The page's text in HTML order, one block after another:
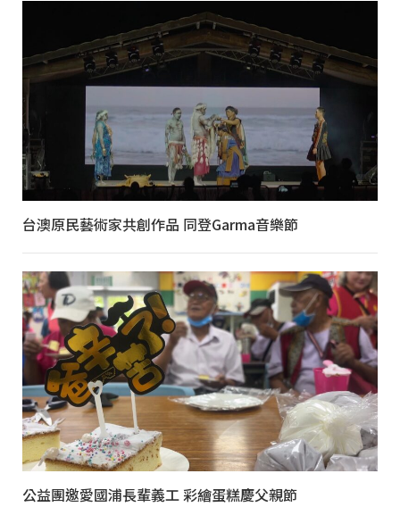
台澳原民藝術家共創作品 同登Garma音樂節
公益團邀愛國浦長輩義工 彩繪蛋糕慶父親節